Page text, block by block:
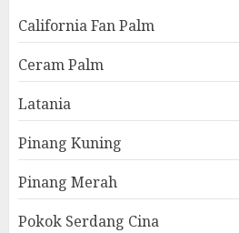
California Fan Palm
Ceram Palm
Latania
Pinang Kuning
Pinang Merah
Pokok Serdang Cina